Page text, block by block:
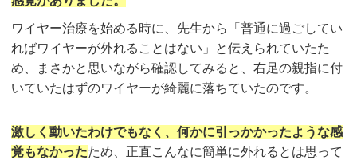
ワイヤー治療を始める時に、先生から「普通に過ごしてい
ればワイヤーが外れることはない」と伝えられていたた
め、まさかと思いながら確認してみると、右足の親指に付
いていたはずのワイヤーが綺麗に落ちていたのです。
激しく動いたわけでもなく、何かに引っかかったような感
覚もなかったため、正直こんなに簡単に外れるとは思って